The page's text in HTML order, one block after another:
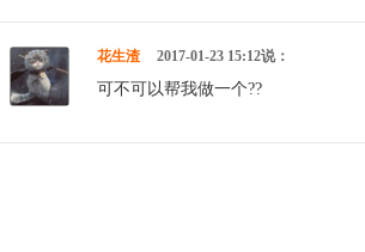
花生渣 2017-01-23 15:12说：
可不可以帮我做一个??